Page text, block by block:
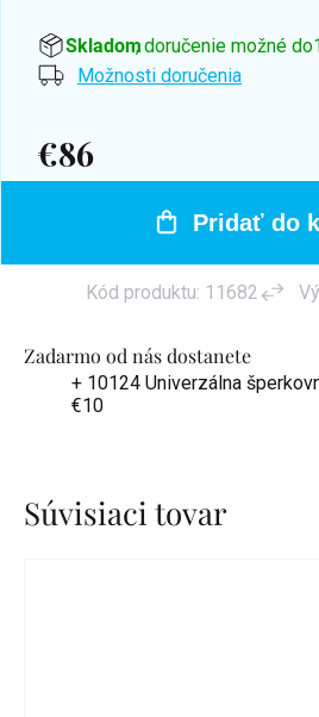
Zadarmo od nás dostanete
+ 10124 Univerzálna
€10
Skladom, doručenie možné do
Možnosti doručenia
€86
Jednotková
Pridať do
Kód produktu: 11682
Súvisiaci tovar